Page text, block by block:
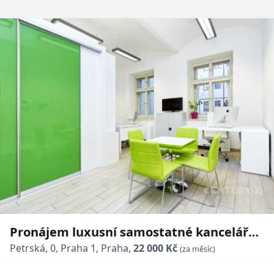
Pronájem luxusní samostatné kanceláře
v reprezentativním projektu „La Corte“
Petrská, 0, Praha 1, Praha, 22 000 Kč (za měsíc)